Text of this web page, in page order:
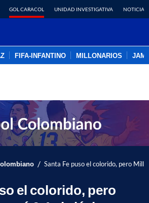
GOL CARACOL UNIDAD INVESTIGATIVA NOTICIAS
FIFA-INFANTINO MILLONARIOS
/ Santa Fe puso el colorido, pero
el colorido, pero